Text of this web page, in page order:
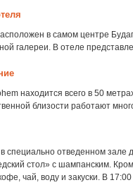
в самом центре
галереи. В отеле
находится всего в 50
близости работают
специально отведенном зале
стол» с шампанским.
чай, воду и закуски. В